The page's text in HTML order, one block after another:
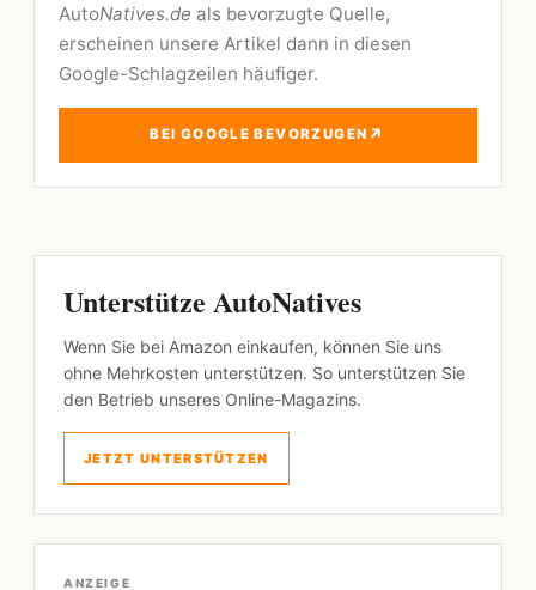
AutoNatives.de als bevorzugte Quelle,
erscheinen unsere Artikel dann in diesen
Google-Schlagzeilen häufiger.
BEI GOOGLE BEVORZUGEN ↗
Unterstütze AutoNatives
Wenn Sie bei Amazon einkaufen, können Sie uns
ohne Mehrkosten unterstützen. So unterstützen Sie
den Betrieb unseres Online-Magazins.
JETZT UNTERSTÜTZEN
ANZEIGE